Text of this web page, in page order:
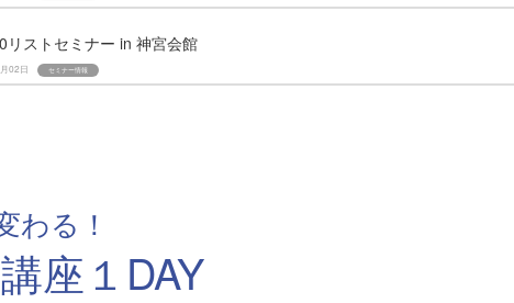
リストセミナー in 神宮会館
02日 セミナー情報
わる！
座１DAY